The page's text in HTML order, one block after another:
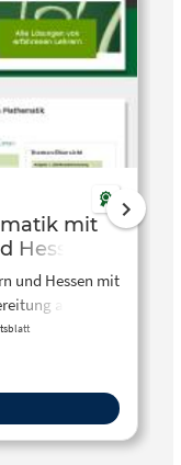
mit
Hessen
und Hessen mit
auf das